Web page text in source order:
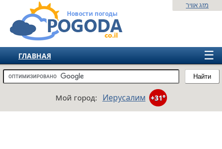
Новости погоды
Найти
מזג אוויר
☰
ГЛАВНАЯ
ИЗРАИЛЬ
ЕВРОПА
Мой город: Иерусалим +31°